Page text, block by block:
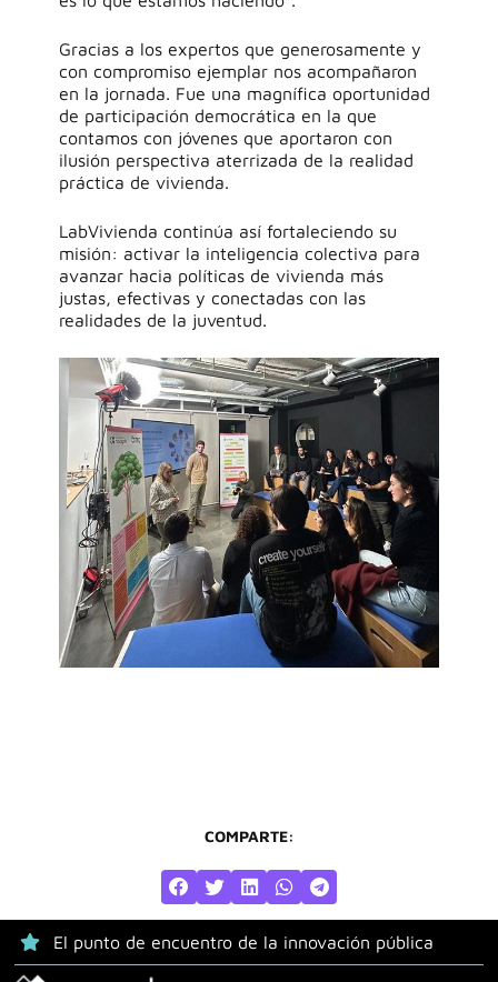
Graciasa los expertos que generosamente y
con compromiso ejemplar nos acompañaron
en la jornada. Fue una magnífica oportunidad
de participación democrática en la que
contamos con jóvenes que aportaron con
ilusión perspectiva aterrizada de la realidad
práctica de vivienda.
LabVivienda continúa así fortaleciendo su
misión: activar la inteligencia colectiva para
avanzar hacia políticas de vivienda más
justas, efectivas y conectadas con las
realidades de la juventud.
COMPARTE:
El punto de encuentro de la innovación pública